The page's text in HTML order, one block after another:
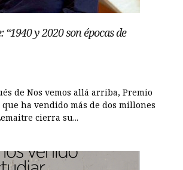
y 2020 son épocas de
de Nos vemos allá arriba, Premio
que ha vendido más de dos millones
cierra su...